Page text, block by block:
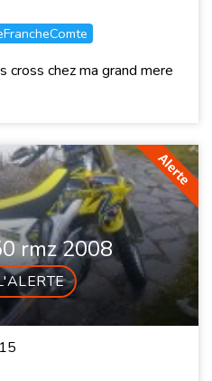
chez ma grand mere
rmz 2008